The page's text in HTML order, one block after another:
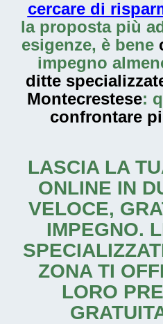
cercare di
la proposta più
esigenze, è bene
impegno
ditte
Montecrestese:
confrontare
LASCIA LA
ONLINE IN
VELOCE,
IMPEGNO.
ZONA TI
LORO